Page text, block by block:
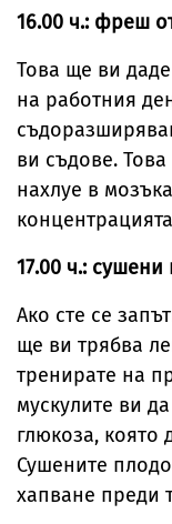
16.00 ч.: фреш
Това ще ви
на работния
ви съдове.
нахлуе в
17.00 ч.:
Ако сте се
ще ви трябва
тренирате на
мускулите ви
глюкоза, която
Сушените
хапване преди